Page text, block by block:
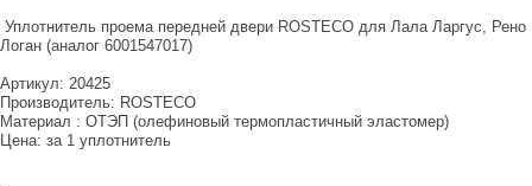
Уплотнитель проема передней двери ROSTECO для Лала Ларгус, Рено
Логан (аналог 6001547017)
Артикул: 20425
Производитель: ROSTECO
Материал : ОТЭП (олефиновый термопластичный эластомер)
Цена: за 1 уплотнитель